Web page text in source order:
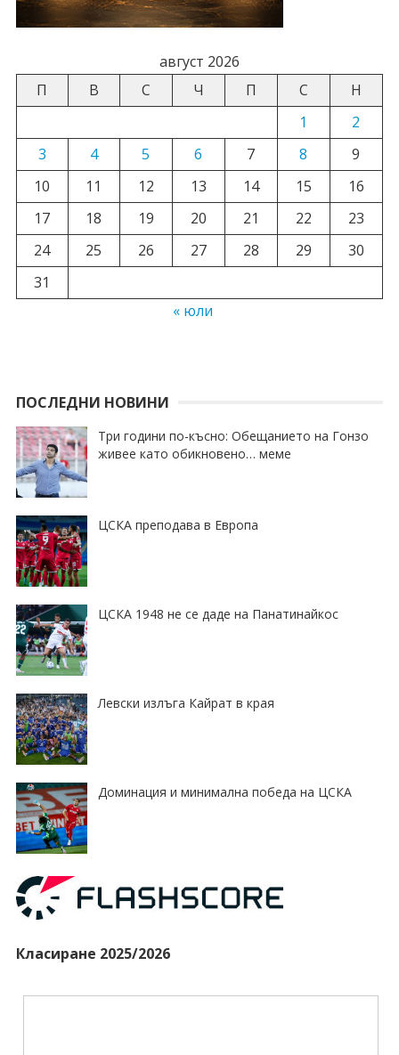
август 2026
П
В С Ч П С
Н
1
2
3
4 5 6 7 8
9
10
11 12 13 14 15
16
17
18 19 20 21 22
23
24
25 26 27 28 29
30
31
« юли
ПОСЛЕДНИ НОВИНИ
Три години по-късно: Обещанието на Гонзо
живее като обикновено… меме
ЦСКА преподава в Европа
ЦСКА 1948 не се даде на Панатинайкос
Левски излъга Кайрат в края
Доминация и минимална победа на ЦСКА
Класиране 2025/2026